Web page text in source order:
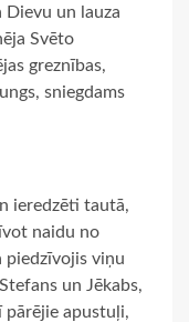
Dievu un lauza
Svēto
greznības,
sniegdams
ieredzēti tautā,
naidu no
piedzīvojis viņu
un Jēkabs,
pārējie apustuļi,